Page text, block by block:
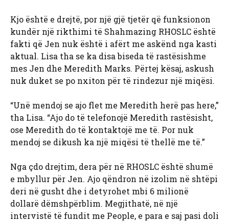
Kjo është e drejtë, por një gjë tjetër që funksionon
kundër një rikthimi të Shahmazing RHOSLC është
fakti që Jen nuk është i afërt me askënd nga kasti
aktual. Lisa tha se ka disa biseda të rastësishme
mes Jen dhe Meredith Marks. Përtej kësaj, askush
nuk duket se po nxiton për të rindezur një miqësi.
“Unë mendoj se ajo flet me Meredith herë pas here,”
tha Lisa. “Ajo do të telefonojë Meredith rastësisht,
ose Meredith do të kontaktojë me të. Por nuk
mendoj se dikush ka një miqësi të thellë me të.”
Nga çdo drejtim, dera për në RHOSLC është shumë
e mbyllur për Jen. Ajo qëndron në izolim në shtëpi
deri në gusht dhe i detyrohet mbi 6 milionë
dollarë dëmshpërblim. Megjithatë, në një
intervistë të fundit me People, e para e saj pasi doli